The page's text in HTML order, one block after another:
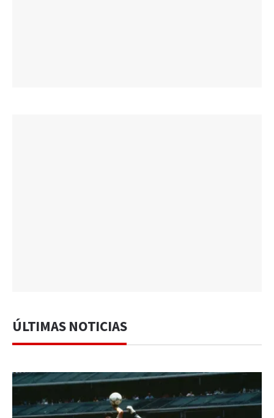
ÚLTIMAS NOTICIAS